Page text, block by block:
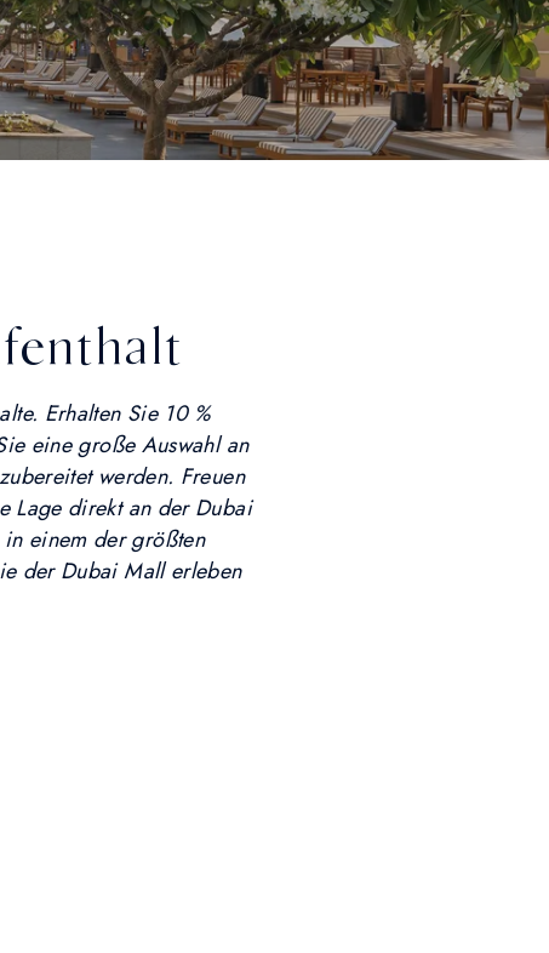
Erhalten Sie 10 %
eine große Auswahl an
werden. Freuen
Lage direkt an der Dubai
einem der größten
der Dubai Mall erleben